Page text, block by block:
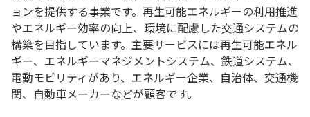
ョンを提供する事業です。再生可能エネルギーの利用推進
やエネルギー効率の向上、環境に配慮した交通システムの
構築を目指しています。主要サービスには再生可能エネル
ギー、エネルギーマネジメントシステム、鉄道システム、
電動モビリティがあり、エネルギー企業、自治体、交通機
関、自動車メーカーなどが顧客です。